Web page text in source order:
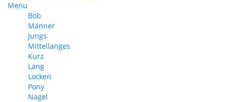
Menu
Bob
Männer
Jungs
Mittellanges
Kurz
Lang
Locken
Pony
Nägel